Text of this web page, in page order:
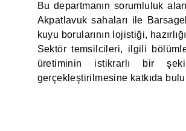
Bu departmanın sorumluluk
Akpatlavuk sahaları ile
kuyu borularının lojistiği,
Sektör temsilcileri, ilgili
üretiminin istikrarlı bir
gerçekleştirilmesine katkıda